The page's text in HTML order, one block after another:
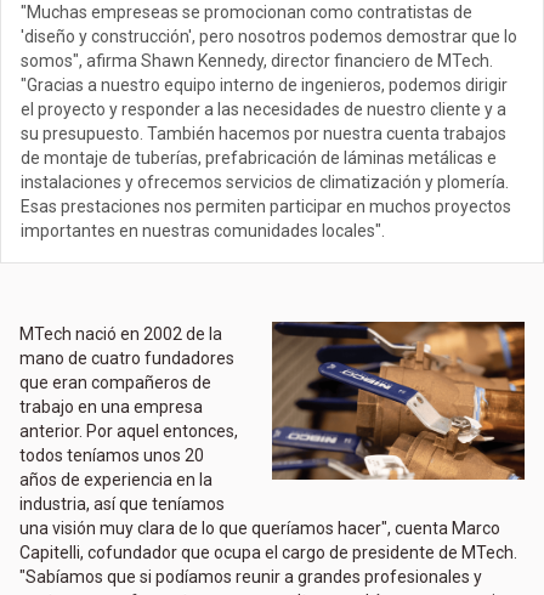
"Muchas empreseas se promocionan como contratistas de
'diseño y construcción', pero nosotros podemos demostrar que lo
somos", afirma Shawn Kennedy, director financiero de MTech.
"Gracias a nuestro equipo interno de ingenieros, podemos dirigir
el proyecto y responder a las necesidades de nuestro cliente y a
su presupuesto. También hacemos por nuestra cuenta trabajos
de montaje de tuberías, prefabricación de láminas metálicas e
instalaciones y ofrecemos servicios de climatización y plomería.
Esas prestaciones nos permiten participar en muchos proyectos
importantes en nuestras comunidades locales".
MTech nació en 2002 de la
mano de cuatro fundadores
que eran compañeros de
trabajo en una empresa
anterior. Por aquel entonces,
todos teníamos unos 20
años de experiencia en la
industria, así que teníamos
una visión muy clara de lo que queríamos hacer", cuenta Marco
Capitelli, cofundador que ocupa el cargo de presidente de MTech.
"Sabíamos que si podíamos reunir a grandes profesionales y